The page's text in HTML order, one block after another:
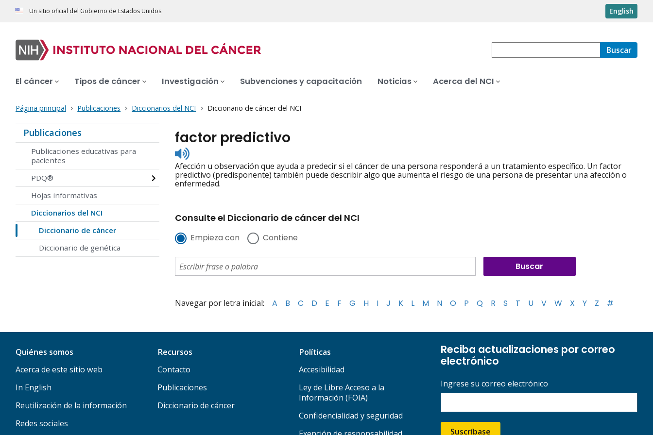
Un sitio oficial del Gobierno de Estados Unidos English
Buscar
El cáncer Tipos de cáncer Investigación Subvenciones y capacitación Noticias Acerca del NCI
Página principal Publicaciones Diccionarios del NCI Diccionario de cáncer del NCI
Publicaciones
Publicaciones educativas para
pacientes
PDQ®
Hojas informativas
Diccionarios del NCI
Diccionario de cáncer
Diccionario de genética
factor predictivo
Listen
to
pronunciation
Afección u observación que ayuda a predecir si el cáncer de una persona responderá a un tratamiento específico. Un factor
predictivo (predisponente) también puede describir algo que aumenta el riesgo de una persona de presentar una afección o
enfermedad.
Consulte el Diccionario de cáncer del NCI
Empieza con Contiene
Navegar por letra inicial: A B C D E F G H I J K L M N O P Q R S T U V W X Y Z #
Quiénes somos
Acerca de este sitio web
In English
Reutilización de la información
Redes sociales
Recursos
Contacto
Publicaciones
Diccionario de cáncer
Políticas
Accesibilidad
Ley de Libre Acceso a la
Información (FOIA)
Confidencialidad y seguridad
Reciba actualizaciones por correo
electrónico
Ingrese su correo electrónico
Suscríbase